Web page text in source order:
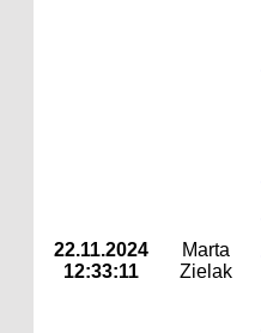
22.11.2024
12:33:11
Marta
Zielak